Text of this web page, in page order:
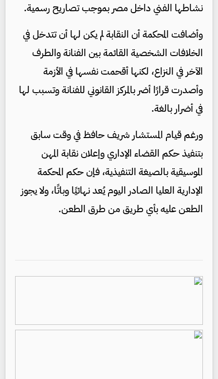
نشاطها الفني داخل مصر بموجب تصاريح رسمية.
وأضافت المحكمة أن النقابة لم يكن لها أن تتدخل في
الخلافات الشخصية القائمة بين الفنانة والطرف
الآخر في النزاع، لكنها أقحمت نفسها في الأزمة
وأصدرت قرارًا أضر بالمركز القانوني للفنانة وتسبب لها
في أضرار بالغة.
ورغم قيام المستشار شريف حافظ في وقت سابق
بتنفيذ حكم القضاء الإداري وإعلان نقابة المهن
الموسيقية بالصيغة التنفيذية، فإن حكم المحكمة
الإدارية العليا الصادر اليوم يُعد نهائيًا وباتًا، ولا يجوز
الطعن عليه بأي طريق من طرق الطعن.